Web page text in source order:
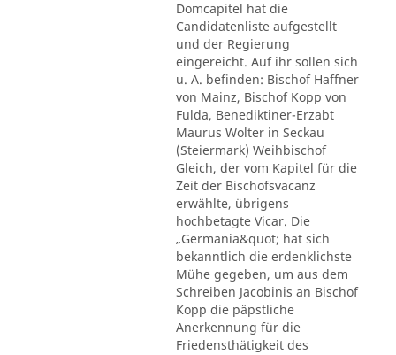
Domcapitel hat die
Candidatenliste aufgestellt
und der Regierung
eingereicht. Auf ihr sollen sich
u. A. befinden: Bischof Haffner
von Mainz, Bischof Kopp von
Fulda, Benediktiner-Erzabt
Maurus Wolter in Seckau
(Steiermark) Weihbischof
Gleich, der vom Kapitel für die
Zeit der Bischofsvacanz
erwählte, übrigens
hochbetagte Vicar. Die
„Germania&quot; hat sich
bekanntlich die erdenklichste
Mühe gegeben, um aus dem
Schreiben Jacobinis an Bischof
Kopp die päpstliche
Anerkennung für die
Friedensthätigkeit des